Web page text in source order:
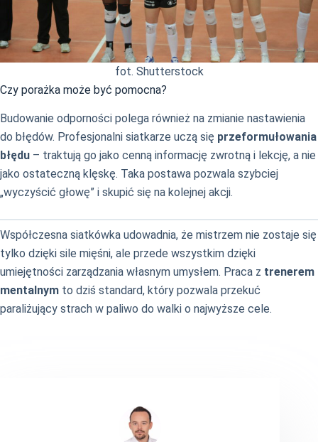
fot. Shutterstock
Czy porażka może być pomocna?
Budowanie odporności polega również na zmianie nastawienia
do błędów. Profesjonalni siatkarze uczą się przeformułowania
błędu – traktują go jako cenną informację zwrotną i lekcję, a nie
jako ostateczną klęskę. Taka postawa pozwala szybciej
„wyczyścić głowę” i skupić się na kolejnej akcji.
Współczesna siatkówka udowadnia, że mistrzem nie zostaje się
tylko dzięki sile mięśni, ale przede wszystkim dzięki
umiejętności zarządzania własnym umysłem. Praca z trenerem
mentalnym to dziś standard, który pozwala przekuć
paraliżujący strach w paliwo do walki o najwyższe cele.